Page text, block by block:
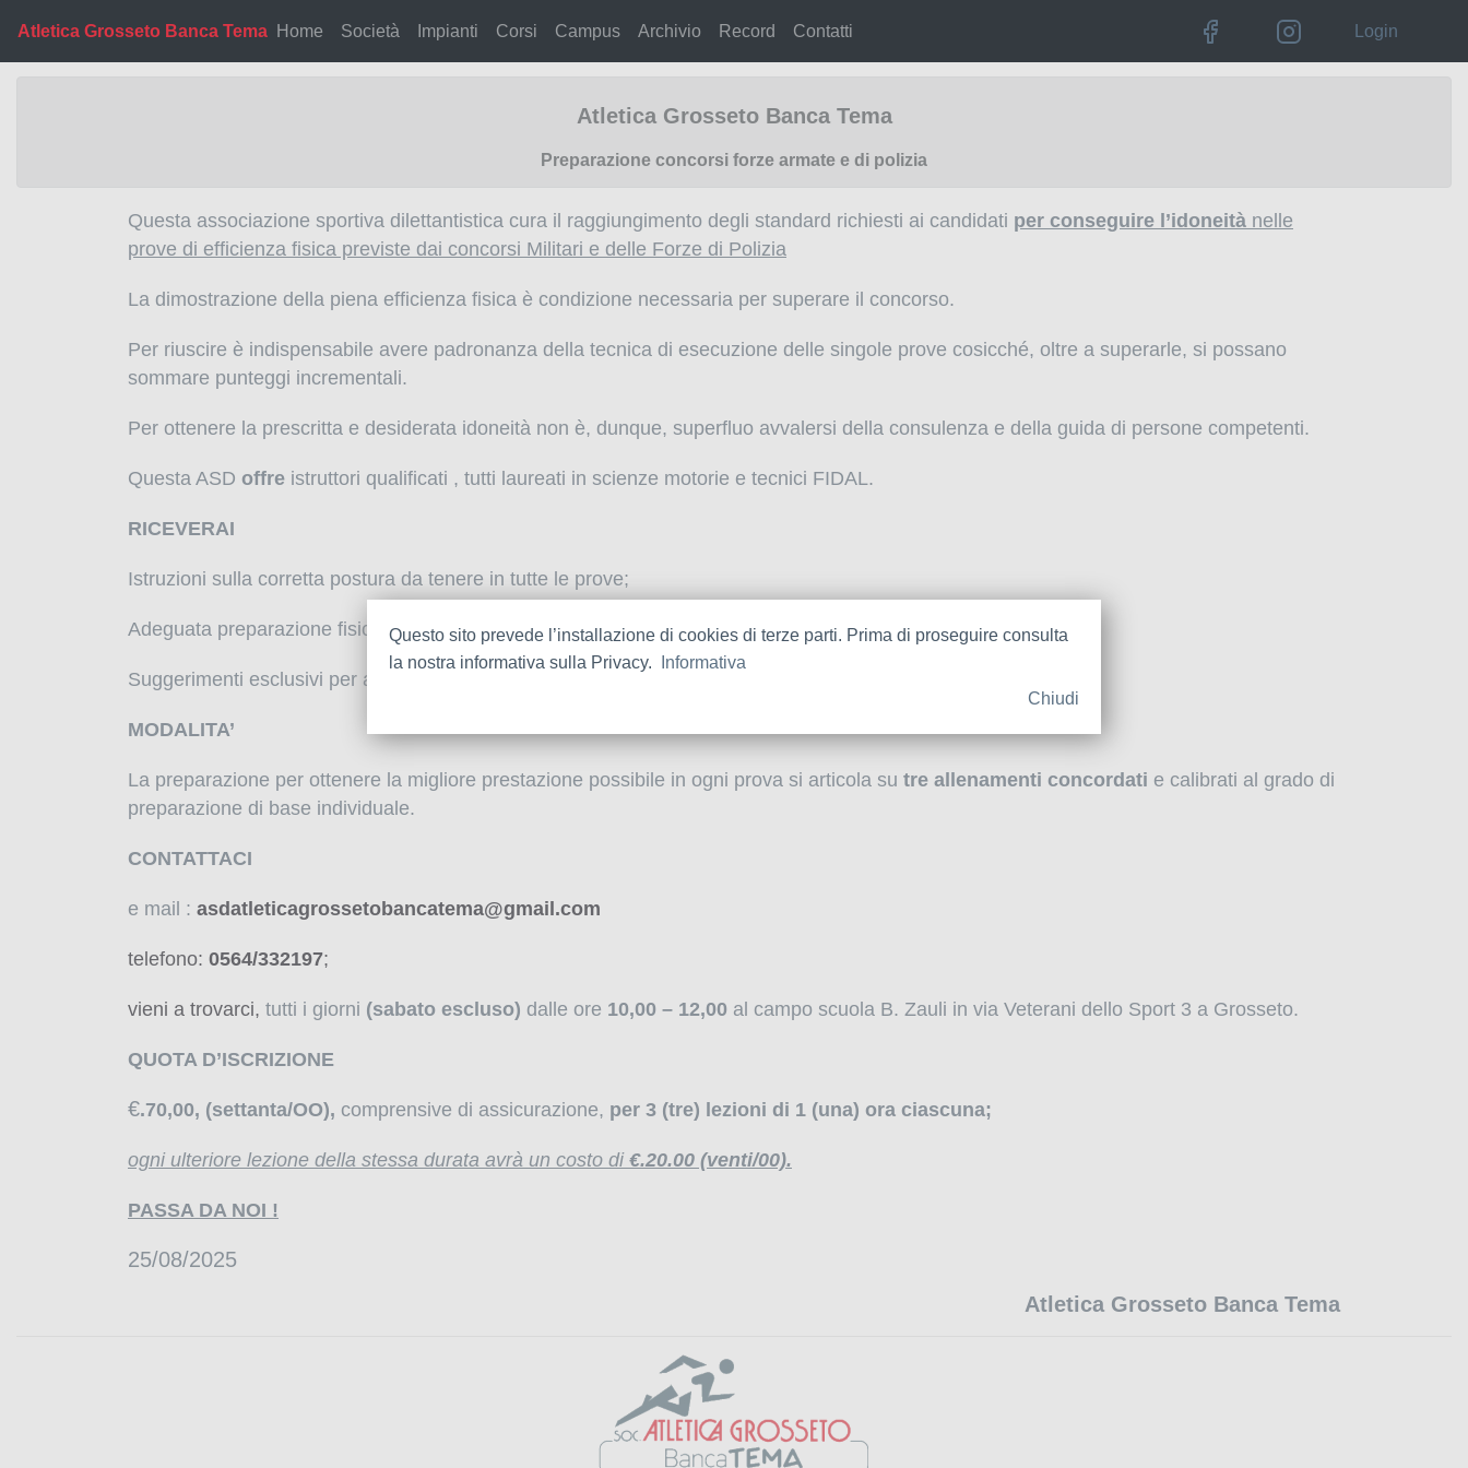
Atletica Grosseto Banca Tema Home Società Impianti Corsi Campus Archivio Record Contatti Login
Atletica Grosseto Banca Tema
Preparazione concorsi forze armate e di polizia
Questa associazione sportiva dilettantistica cura il raggiungimento degli standard richiesti ai candidati per conseguire l’idoneità nelle
prove di efficienza fisica previste dai concorsi Militari e delle Forze di Polizia
La dimostrazione della piena efficienza fisica è condizione necessaria per superare il concorso.
Per riuscire è indispensabile avere padronanza della tecnica di esecuzione delle singole prove cosicché, oltre a superarle, si possano
sommare punteggi incrementali.
Per ottenere la prescritta e desiderata idoneità non è, dunque, superfluo avvalersi della consulenza e della guida di persone competenti.
Questa ASD offre istruttori qualificati , tutti laureati in scienze motorie e tecnici FIDAL.
RICEVERAI
Istruzioni sulla corretta postura da tenere in tutte le prove;
Adeguata preparazione fisica e tecnica per ogni singola disciplina;
Suggerimenti esclusivi per affrontare mentalmente e fisicamente tutte le prove.
MODALITA’
La preparazione per ottenere la migliore prestazione possibile in ogni prova si articola su tre allenamenti concordati e calibrati al grado di
preparazione di base individuale.
CONTATTACI
e mail : asdatleticagrossetobancatema@gmail.com
telefono: 0564/332197;
vieni a trovarci, tutti i giorni (sabato escluso) dalle ore 10,00 – 12,00 al campo scuola B. Zauli in via Veterani dello Sport 3 a Grosseto.
QUOTA D’ISCRIZIONE
€.70,00, (settanta/OO), comprensive di assicurazione, per 3 (tre) lezioni di 1 (una) ora ciascuna;
ogni ulteriore lezione della stessa durata avrà un costo di €.20.00 (venti/00).
PASSA DA NOI !
25/08/2025
Atletica Grosseto Banca Tema
Questo sito prevede l’installazione di cookies di terze parti. Prima di proseguire consulta
la nostra informativa sulla Privacy.
Informativa
Chiudi